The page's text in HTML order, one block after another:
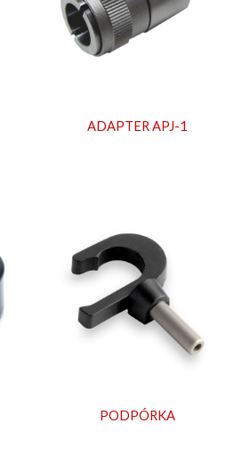
ADAPTER APJ-1
PODPÓRKA